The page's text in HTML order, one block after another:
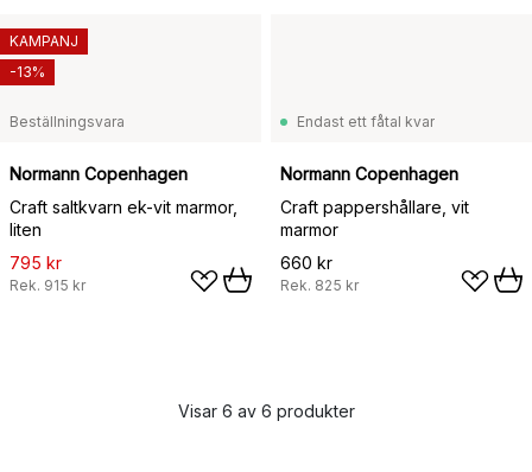
Beställningsvara
Normann Copenhagen
Craft saltkvarn ek-vit marmor,
liten
795 kr
Rek. 915 kr
KAMPANJ
-13%
Endast ett fåtal kvar
Normann Copenhagen
Craft pappershållare, vit
marmor
660 kr
Rek. 825 kr
Visar 6 av 6 produkter